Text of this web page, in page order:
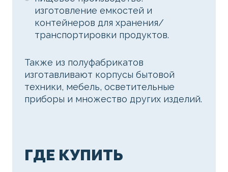
изготовление емкостей и
контейнеров для хранения/
транспортировки продуктов.
Также из полуфабрикатов
изготавливают корпусы бытовой
техники, мебель, осветительные
приборы и множество других изделий.
ГДЕ КУПИТЬ